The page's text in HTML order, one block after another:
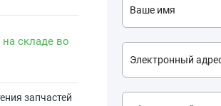
складе во
запчастей